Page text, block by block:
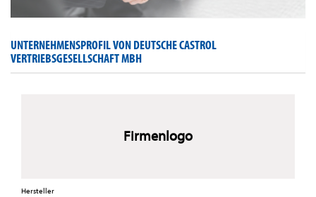
UNTERNEHMENSPROFIL VON DEUTSCHE CASTROL
VERTRIEBSGESELLSCHAFT MBH
Firmenlogo
Hersteller